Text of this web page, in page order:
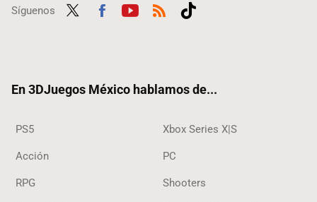
Síguenos
En 3DJuegos México hablamos de...
PS5 Xbox Series X|S
Acción PC
RPG Shooters